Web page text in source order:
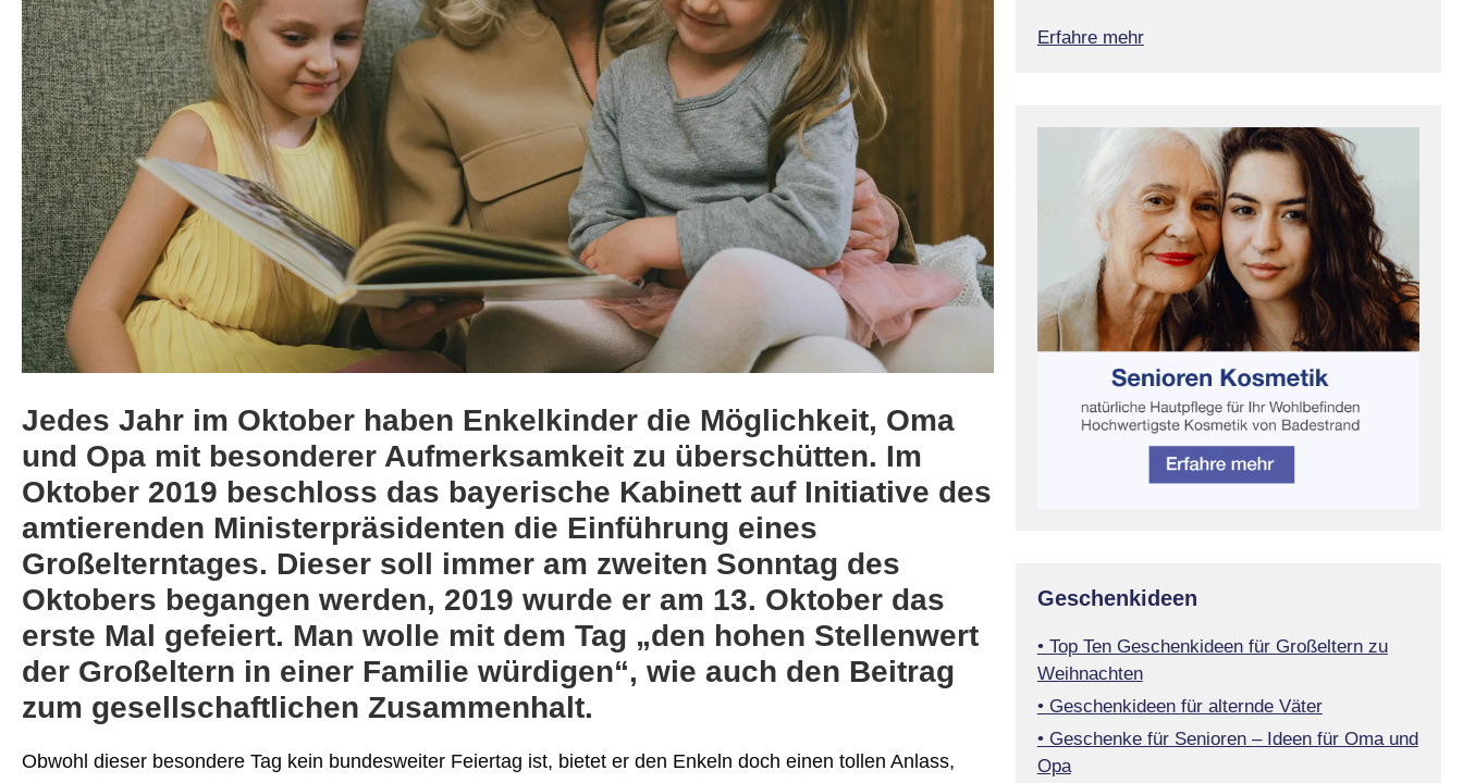
Jedes Jahr im Oktober haben Enkelkinder die Möglichkeit, Oma
und Opa mit besonderer Aufmerksamkeit zu überschütten. Im
Oktober 2019 beschloss das bayerische Kabinett auf Initiative des
amtierenden Ministerpräsidenten die Einführung eines
Großelterntages. Dieser soll immer am zweiten Sonntag des
Oktobers begangen werden, 2019 wurde er am 13. Oktober das
erste Mal gefeiert. Man wolle mit dem Tag „den hohen Stellenwert
der Großeltern in einer Familie würdigen“, wie auch den Beitrag
zum gesellschaftlichen Zusammenhalt.
Obwohl dieser besondere Tag kein bundesweiter Feiertag ist, bietet er den Enkeln doch einen tollen Anlass,
Erfahre mehr
Geschenkideen
• Top Ten Geschenkideen für Großeltern zu
Weihnachten
• Geschenkideen für alternde Väter
• Geschenke für Senioren – Ideen für Oma und
Opa